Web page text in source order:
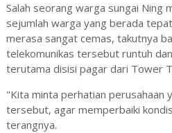
Salah seorang warga sungai Ning
sejumlah warga yang berada
merasa sangat cemas, takutnya
telekomunikas tersebut runtuh
terutama disisi pagar dari Tower
"Kita minta perhatian perusahaan
tersebut, agar memperbaiki
terangnya.